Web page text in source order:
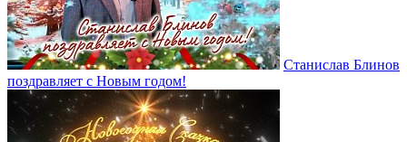
Станислав Блинов
поздравляет с Новым годом!